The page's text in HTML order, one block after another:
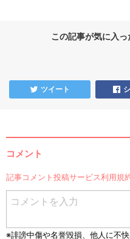
この記事が気に入
ツイート
コメント
記事コメント投稿サービス利用規